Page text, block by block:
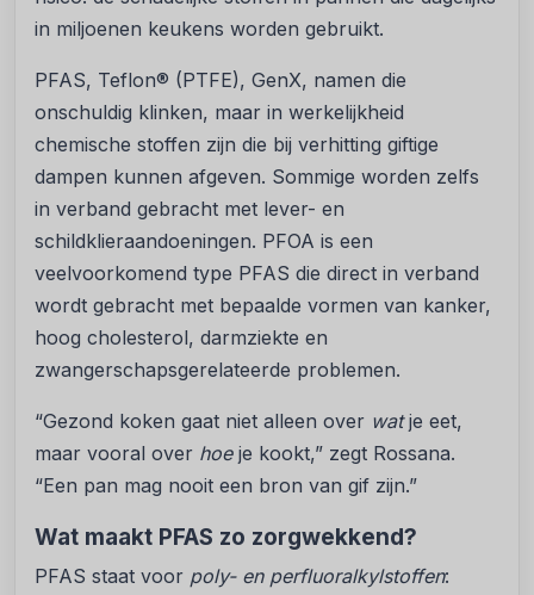
in miljoenen keukens worden gebruikt.
PFAS, Teflon® (PTFE), GenX, namen die
onschuldig klinken, maar in werkelijkheid
chemische stoffen zijn die bij verhitting giftige
dampen kunnen afgeven. Sommige worden zelfs
in verband gebracht met lever- en
schildklieraandoeningen. PFOA is een
veelvoorkomend type PFAS die direct in verband
wordt gebracht met bepaalde vormen van kanker,
hoog cholesterol, darmziekte en
zwangerschapsgerelateerde problemen.
“Gezond koken gaat niet alleen over watje eet,
maar vooral over hoeje kookt,” zegt Rossana.
“Een pan mag nooit een bron van gif zijn.”
Wat maakt PFAS zo zorgwekkend?
PFAS staat voor poly- en perfluoralkylstoffen: